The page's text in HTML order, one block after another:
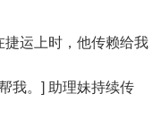
运上时，他传赖给我
我。] 助理妹持续传